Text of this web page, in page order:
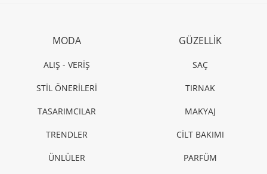
MODA
ALIŞ - VERİŞ
STİL ÖNERİLERİ
TASARIMCILAR
TRENDLER
ÜNLÜLER
GÜZELLİK
SAÇ
TIRNAK
MAKYAJ
CİLT BAKIMI
PARFÜM